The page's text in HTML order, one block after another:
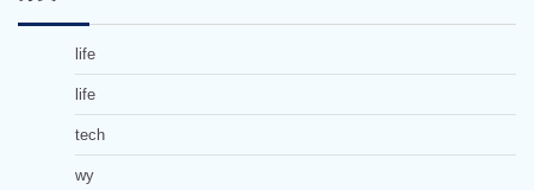
life
life
tech
wy